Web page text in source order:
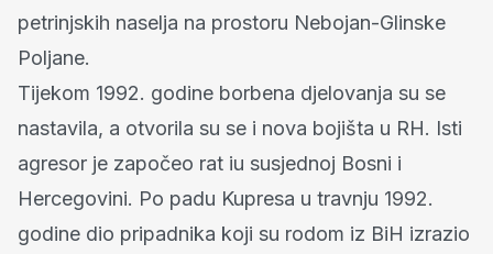
petrinjskih naselja na prostoru Nebojan-Glinske
Poljane.
Tijekom 1992. godine borbena djelovanja su se
nastavila, a otvorila su se i nova bojišta u RH. Isti
agresor je započeo rat iu susjednoj Bosni i
Hercegovini. Po padu Kupresa u travnju 1992.
godine dio pripadnika koji su rodom iz BiH izrazio